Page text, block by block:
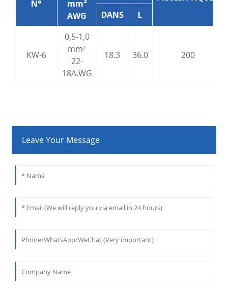
N°
mm²
AWG
DANS
L
KW-6
0,5-1,0
mm²
22-
18A.WG
18.3 36.0 200
Leave Your Message